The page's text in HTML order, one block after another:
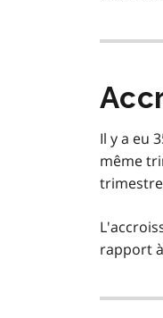
Il y a eu
même
trimestre
rapport